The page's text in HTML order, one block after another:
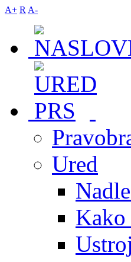
A+ R A-
Ured
Kako
Ustroj